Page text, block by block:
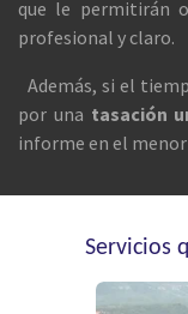
que le permitirán
profesional y claro.
Además, si el
por una tasación
informe en el
Servicios